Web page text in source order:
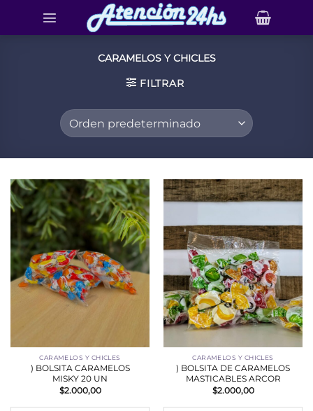
contenido
CARAMELOS Y CHICLES
FILTRAR
CARAMELOS Y CHICLES
) BOLSITA CARAMELOS
MISKY 20 UN
$2.000,00
CARAMELOS Y CHICLES
) BOLSITA DE CARAMELOS
MASTICABLES ARCOR
$2.000,00